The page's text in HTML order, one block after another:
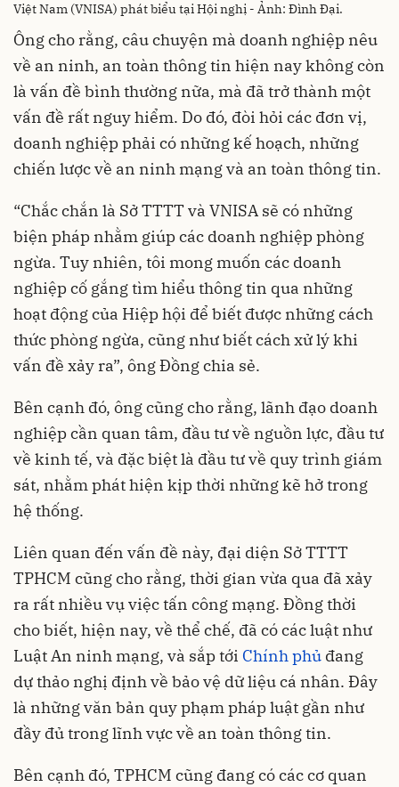
Việt Nam (VNISA) phát biểu tại Hội nghị - Ảnh: Đình Đại.
Ông cho rằng, câu chuyện mà doanh nghiệp nêu
về an ninh, an toàn thông tin hiện nay không còn
là vấn đề bình thường nữa, mà đã trở thành một
vấn đề rất nguy hiểm. Do đó, đòi hỏi các đơn vị,
doanh nghiệp phải có những kế hoạch, những
chiến lược về an ninh mạng và an toàn thông tin.
“Chắc chắn là Sở TTTT và VNISA sẽ có những
biện pháp nhằm giúp các doanh nghiệp phòng
ngừa. Tuy nhiên, tôi mong muốn các doanh
nghiệp cố gắng tìm hiểu thông tin qua những
hoạt động của Hiệp hội để biết được những cách
thức phòng ngừa, cũng như biết cách xử lý khi
vấn đề xảy ra”, ông Đồng chia sẻ.
Bên cạnh đó, ông cũng cho rằng, lãnh đạo doanh
nghiệp cần quan tâm, đầu tư về nguồn lực, đầu tư
về kinh tế, và đặc biệt là đầu tư về quy trình giám
sát, nhằm phát hiện kịp thời những kẽ hở trong
hệ thống.
Liên quan đến vấn đề này, đại diện Sở TTTT
TPHCM cũng cho rằng, thời gian vừa qua đã xảy
ra rất nhiều vụ việc tấn công mạng. Đồng thời
cho biết, hiện nay, về thể chế, đã có các luật như
Luật An ninh mạng, và sắp tới Chính phủ đang
dự thảo nghị định về bảo vệ dữ liệu cá nhân. Đây
là những văn bản quy phạm pháp luật gần như
đầy đủ trong lĩnh vực về an toàn thông tin.
Bên cạnh đó, TPHCM cũng đang có các cơ quan